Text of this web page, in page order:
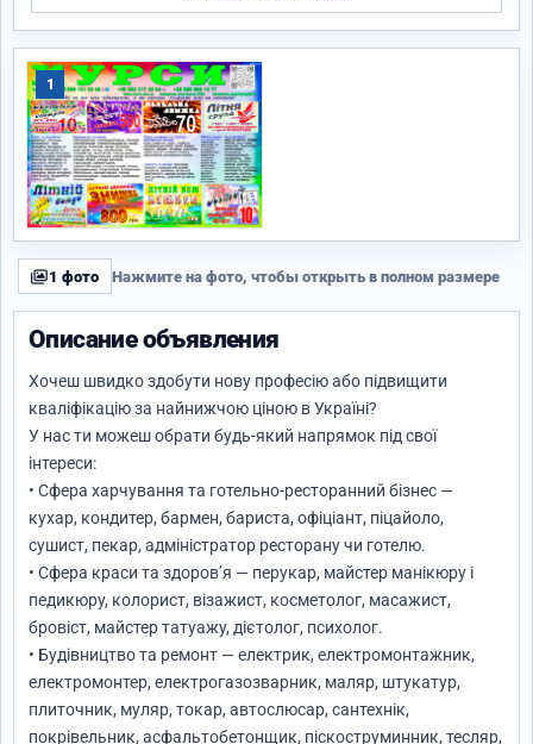
1
1 фото Нажмите на фото, чтобы открыть в полном размере
Описание объявления
Хочеш швидко здобути нову професію або підвищити
кваліфікацію за найнижчою ціною в Україні?
У нас ти можеш обрати будь-який напрямок під свої
інтереси:
• Сфера харчування та готельно-ресторанний бізнес —
кухар, кондитер, бармен, бариста, офіціант, піцайоло,
сушист, пекар, адміністратор ресторану чи готелю.
• Сфера краси та здоров’я — перукар, майстер манікюру і
педикюру, колорист, візажист, косметолог, масажист,
бровіст, майстер татуажу, дієтолог, психолог.
• Будівництво та ремонт — електрик, електромонтажник,
електромонтер, електрогазозварник, маляр, штукатур,
плиточник, муляр, токар, автослюсар, сантехнік,
покрівельник, асфальтобетонщик, піскоструминник, тесляр,